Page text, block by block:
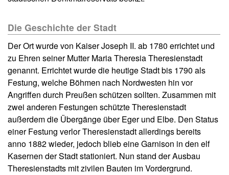
Die Geschichte der Stadt
Der Ort wurde von Kaiser Joseph II. ab 1780 errichtet und
zu Ehren seiner Mutter Maria Theresia Theresienstadt
genannt. Errichtet wurde die heutige Stadt bis 1790 als
Festung, welche Böhmen nach Nordwesten hin vor
Angriffen durch Preußen schützen sollten. Zusammen mit
zwei anderen Festungen schützte Theresienstadt
außerdem die Übergänge über Eger und Elbe. Den Status
einer Festung verlor Theresienstadt allerdings bereits
anno 1882 wieder, jedoch blieb eine Garnison in den elf
Kasernen der Stadt stationiert. Nun stand der Ausbau
Theresienstadts mit zivilen Bauten im Vordergrund.